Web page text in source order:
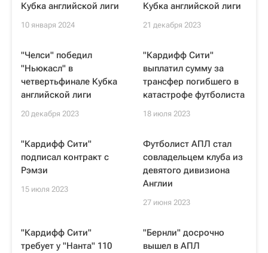
Кубка английской лиги
10 января 2024
Кубка английской лиги
21 декабря 2023
"Челси" победил
"Ньюкасл" в
четвертьфинале Кубка
английской лиги
20 декабря 2023
"Кардифф Сити"
выплатил сумму за
трансфер погибшего в
катастрофе футболиста
18 июля 2023
"Кардифф Сити"
подписал контракт с
Рэмзи
15 июля 2023
Футболист АПЛ стал
совладельцем клуба из
девятого дивизиона
Англии
27 июня 2023
"Кардифф Сити"
требует у "Нанта" 110
"Бернли" досрочно
вышел в АПЛ